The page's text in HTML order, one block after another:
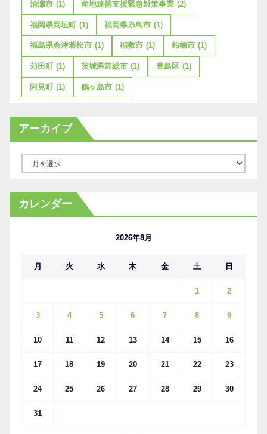
清瀬市 (1) 産地連携支援緊急対策事業 (2)
福岡県岡垣町 (1) 福岡県糸島市 (1)
福島県会津若松市 (1) 稲敷市 (1) 船橋市 (1)
苅田町 (1) 茨城県常総市 (1) 豊島区 (1)
阿見町 (1) 鶴ヶ島市 (1)
アーカイブ
カ
イ
カレンダー
2026年8月
月 火 水 木 金 土 日
1 2
3 4 5 6 7 8 9
10 11 12 13 14 15 16
17 18 19 20 21 22 23
24 25 26 27 28 29 30
31